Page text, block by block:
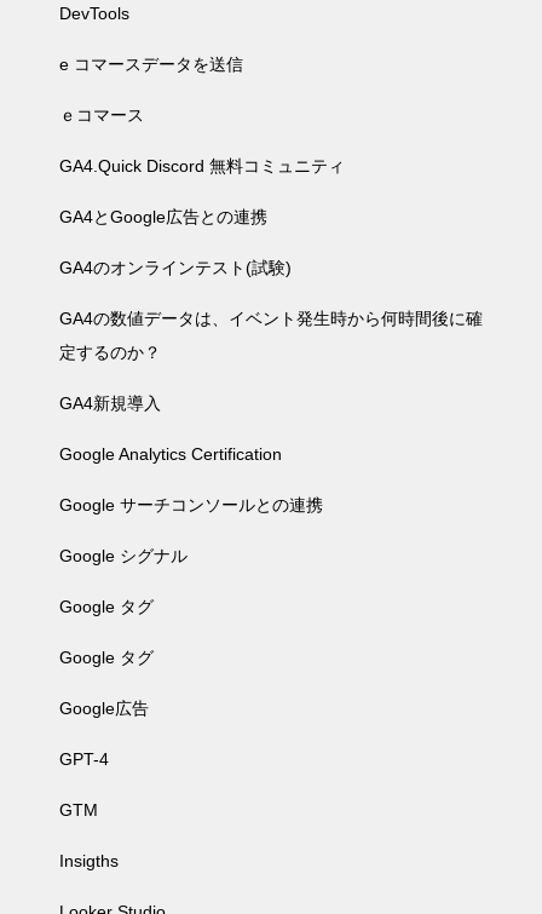
DevTools
e コマースデータを送信
ｅコマース
GA4.Quick Discord 無料コミュニティ
GA4とGoogle広告との連携
GA4のオンラインテスト(試験)
GA4の数値データは、イベント発生時から何時間後に確
定するのか？
GA4新規導入
Google Analytics Certification
Google サーチコンソールとの連携
Google シグナル
Google タグ
Google タグ
Google広告
GPT-4
GTM
Insigths